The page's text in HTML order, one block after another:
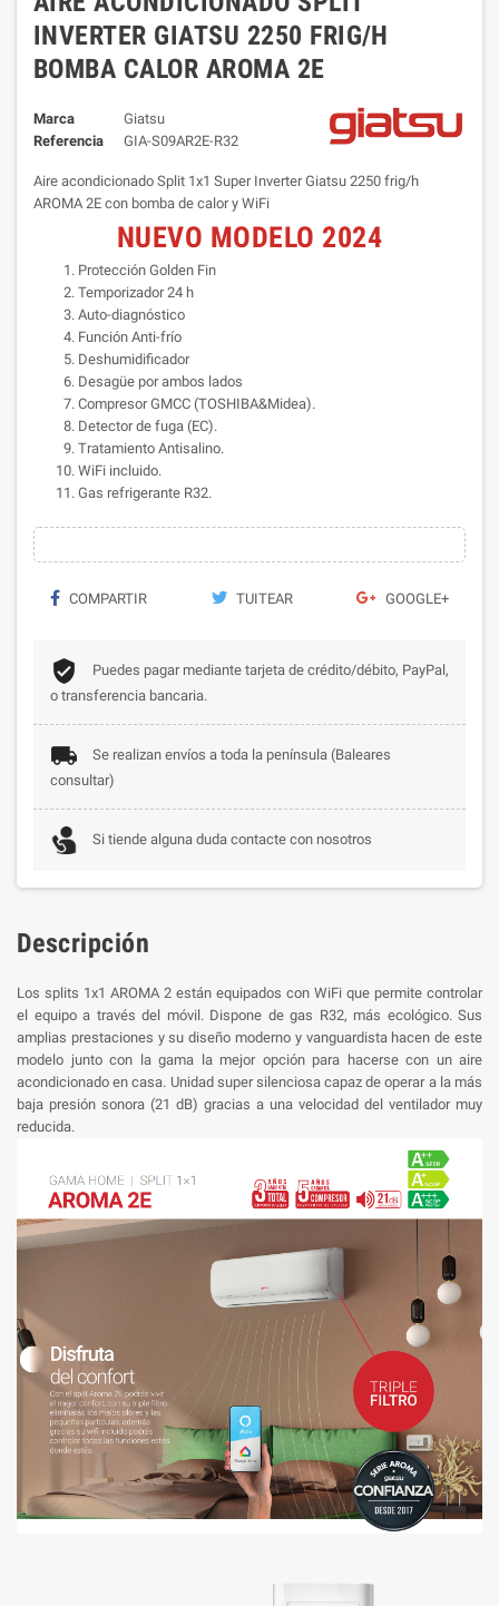
INVERTER GIATSU 2250 FRIG/H
BOMBA CALOR AROMA 2E
Marca
Giatsu
Referencia
GIA-S09AR2E-R32
Aire acondicionado Split 1x1 Super Inverter Giatsu 2250 frig/h
AROMA 2E con bomba de calor y WiFi
NUEVO MODELO 2024
Protección Golden Fin
Temporizador 24 h
Auto-diagnóstico
Función Anti-frío
Deshumidificador
Desagüe por ambos lados
Compresor GMCC (TOSHIBA&Midea).
Detector de fuga (EC).
Tratamiento Antisalino.
WiFi incluido.
Gas refrigerante R32.
COMPARTIR TUITEAR GOOGLE+
Puedes pagar mediante tarjeta de crédito/débito, PayPal,
o transferencia bancaria.
Se realizan envíos a toda la península (Baleares
consultar)
Si tiende alguna duda contacte con nosotros
Descripción
Los splits 1x1 AROMA 2 están equipados con WiFi que permite controlar
el equipo a través del móvil. Dispone de gas R32, más ecológico. Sus
amplias prestaciones y su diseño moderno y vanguardista hacen de este
modelo junto con la gama la mejor opción para hacerse con un aire
acondicionado en casa. Unidad super silenciosa capaz de operar a la más
baja presión sonora (21 dB) gracias a una velocidad del ventilador muy
reducida.